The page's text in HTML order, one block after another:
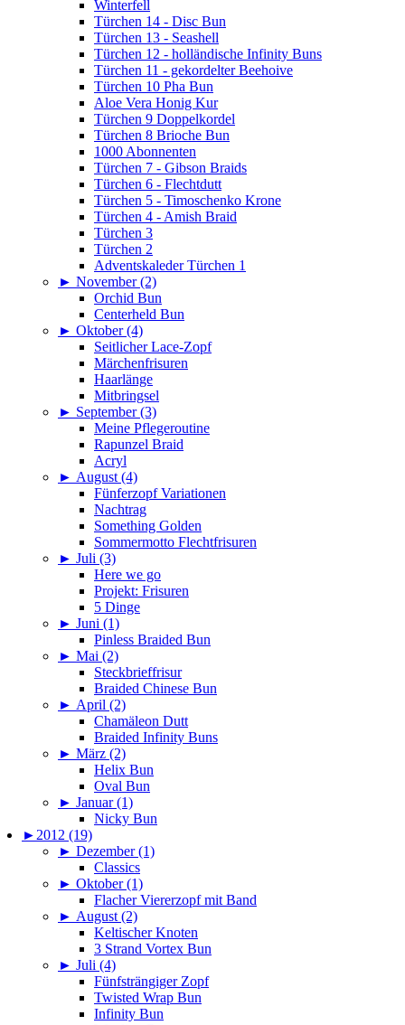
Winterfell
Türchen 14 - Disc Bun
Türchen 13 - Seashell
Türchen 12 - holländische Infinity Buns
Türchen 11 - gekordelter Beehoive
Türchen 10 Pha Bun
Aloe Vera Honig Kur
Türchen 9 Doppelkordel
Türchen 8 Brioche Bun
1000 Abonnenten
Türchen 7 - Gibson Braids
Türchen 6 - Flechtdutt
Türchen 5 - Timoschenko Krone
Türchen 4 - Amish Braid
Türchen 3
Türchen 2
Adventskaleder Türchen 1
► November (2)
Orchid Bun
Centerheld Bun
► Oktober (4)
Seitlicher Lace-Zopf
Märchenfrisuren
Haarlänge
Mitbringsel
► September (3)
Meine Pflegeroutine
Rapunzel Braid
Acryl
► August (4)
Fünferzopf Variationen
Nachtrag
Something Golden
Sommermotto Flechtfrisuren
► Juli (3)
Here we go
Projekt: Frisuren
5 Dinge
► Juni (1)
Pinless Braided Bun
► Mai (2)
Steckbrieffrisur
Braided Chinese Bun
► April (2)
Chamäleon Dutt
Braided Infinity Buns
► März (2)
Helix Bun
Oval Bun
► Januar (1)
Nicky Bun
► 2012 (19)
► Dezember (1)
Classics
► Oktober (1)
Flacher Viererzopf mit Band
► August (2)
Keltischer Knoten
3 Strand Vortex Bun
► Juli (4)
Fünfsträngiger Zopf
Twisted Wrap Bun
Infinity Bun